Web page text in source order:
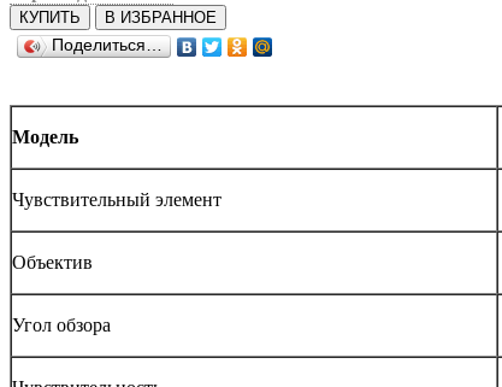
КУПИТЬ
В ИЗБРАННОЕ
Поделиться…
Модель
Чувствительный элемент
Объектив
Угол обзора